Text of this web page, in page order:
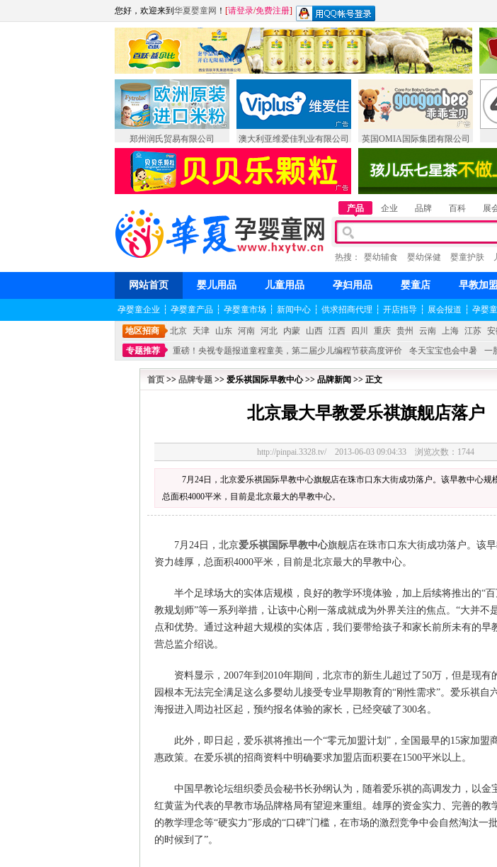
您好，欢迎来到 华夏婴童网 ！ [请登录/免费注册]
郑州润氏贸易有限公司 澳大利亚维爱佳乳业有限公司 英国OMIA国际集团有限公司
产品 企业 品牌 百科 展
热搜： 婴幼辅食 婴幼保健 婴童护肤
网站首页 婴儿用品 儿童用品 孕妇用品 婴童店 早教加盟
孕婴童企业 ┆ 孕婴童产品 ┆ 孕婴童市场 ┆ 新闻中心 ┆ 供求招商代理 ┆ 开店指导 ┆ 展会报道 ┆ 孕婴
地区招商 北京 天津 山东 河南 河北 内蒙 山西 江西 四川 重庆 贵州 云南 上海 江苏
专题推荐
重磅！央视专题报道童程童美，第二届少儿编程节获高度评价 冬天宝宝也会中暑 一
不能再单纯地销售产品,而要向增强服务转型,毕竟母婴产品比较特殊。”
妇幼广场 免租了！
首页 >> 品牌专题 >> 爱乐祺国际早教中心 >> 品牌新闻 >> 正文
北京最大早教爱乐祺旗舰店落户
http://pinpai.3328.tv/ 2013-06-03 09:04:33 浏览次数：1744
7月24日，北京爱乐祺国际早教中心旗舰店在珠市口东大街成功落户。该早教中心规
总面积4000平米，目前是北京最大的早教中心。
7月24日，北京爱乐祺国际早教中心旗舰店在珠市口东大街成功落户。该早
资力雄厚，总面积4000平米，目前是北京最大的早教中心。
半个足球场大的实体店规模，良好的教学环境体验，加上后续将推出的“
教规划师”等一系列举措，让该中心刚一落成就成为外界关注的焦点。“大并不
点和优势。通过这种超大规模的实体店，我们要带给孩子和家长前所未有的早
营总监介绍说。
资料显示，2007年到2010年期间，北京市的新生儿超过了50万，但是现有
园根本无法完全满足这么多婴幼儿接受专业早期教育的“刚性需求”。爱乐祺自
海报进入周边社区起，预约报名体验的家长，已经突破了300名。
此外，即日起，爱乐祺将推出一个“零元加盟计划”，全国最早的15家加盟
惠政策。在爱乐祺的招商资料中明确要求加盟店面积要在1500平米以上。
中国早教论坛组织委员会秘书长孙纲认为，随着爱乐祺的高调发力，以金
红黄蓝为代表的早教市场品牌格局有望迎来重组。雄厚的资金实力、完善的教
的教学理念等“硬实力”形成的“口碑”门槛，在市场的激烈竞争中会自然淘汰一
的时候到了”。